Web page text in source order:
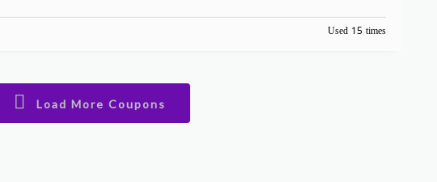
Used 15 times
Load More Coupons